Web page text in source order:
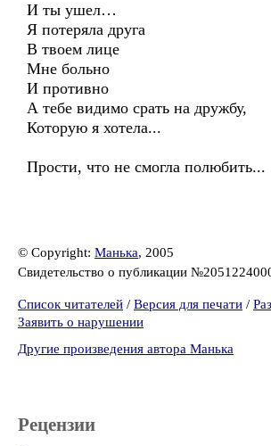
И ты ушел…
Я потеряла друга
В твоем лице
Мне больно
И противно
А тебе видимо срать на дружбу,
Которую я хотела...
Прости, что не смогла полюбить...
© Copyright: Манька, 2005
Свидетельство о публикации
Список читателей / Версия для печати /
Заявить о нарушении
Другие произведения автора Манька
Рецензии